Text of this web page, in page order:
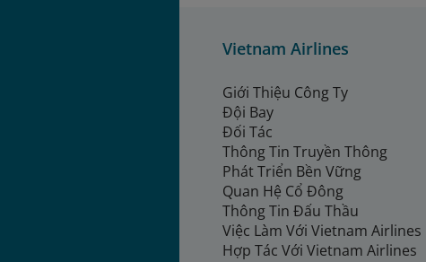
Vietnam Airlines
Giới Thiệu Công Ty
Đội Bay
Đối Tác
Thông Tin Truyền Thông
Phát Triển Bền Vững
Quan Hệ Cổ Đông
Thông Tin Đấu Thầu
Việc Làm Với Vietnam Airlines
Hợp Tác Với Vietnam Airlines